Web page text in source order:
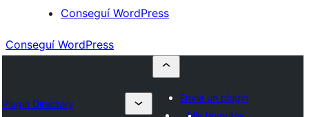
Conseguí WordPress
Conseguí WordPress
Plugin Directory
Enviá un plugin